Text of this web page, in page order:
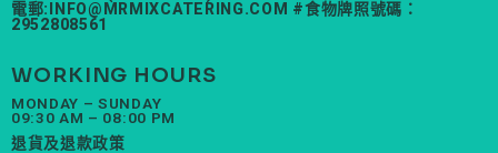
電郵:
INFO@MRMIXCATERING.COM #食物牌照號碼：
2952808561
WORKING HOURS
MONDAY – SUNDAY
09:30 AM – 08:00 PM
退貨及退款政策